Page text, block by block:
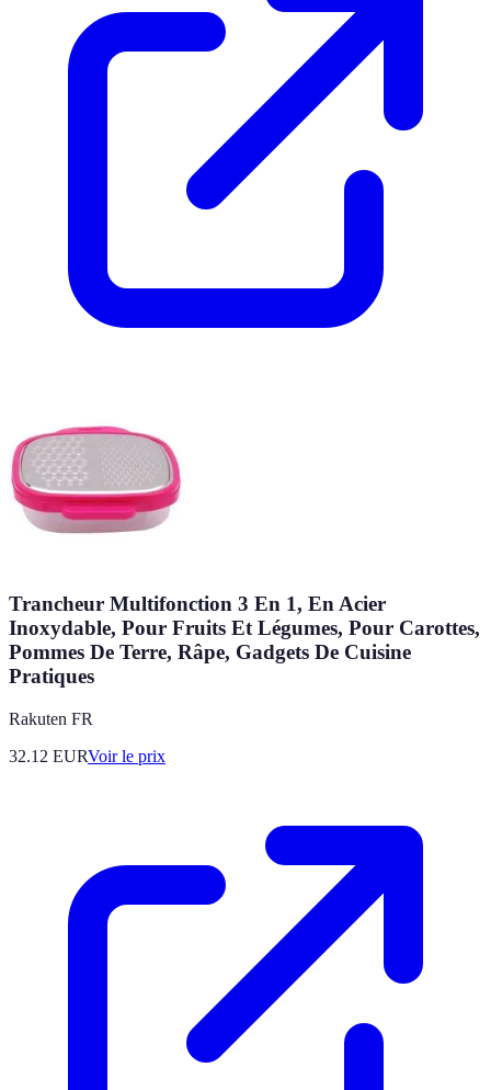
Trancheur Multifonction 3 En 1, En Acier
Inoxydable, Pour Fruits Et Légumes, Pour Carottes,
Pommes De Terre, Râpe, Gadgets De Cuisine
Pratiques
Rakuten FR
32.12 EURVoir le prix